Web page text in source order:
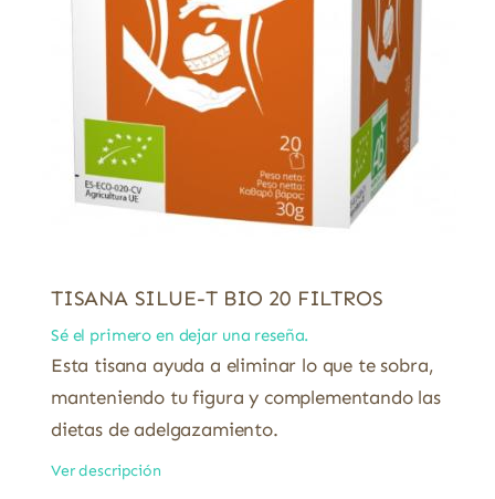
TISANA SILUE-T BIO 20 FILTROS
Sé el primero en dejar una reseña.
Esta tisana ayuda a eliminar lo que te sobra,
manteniendo tu figura y complementando las
dietas de adelgazamiento.
Ver descripción